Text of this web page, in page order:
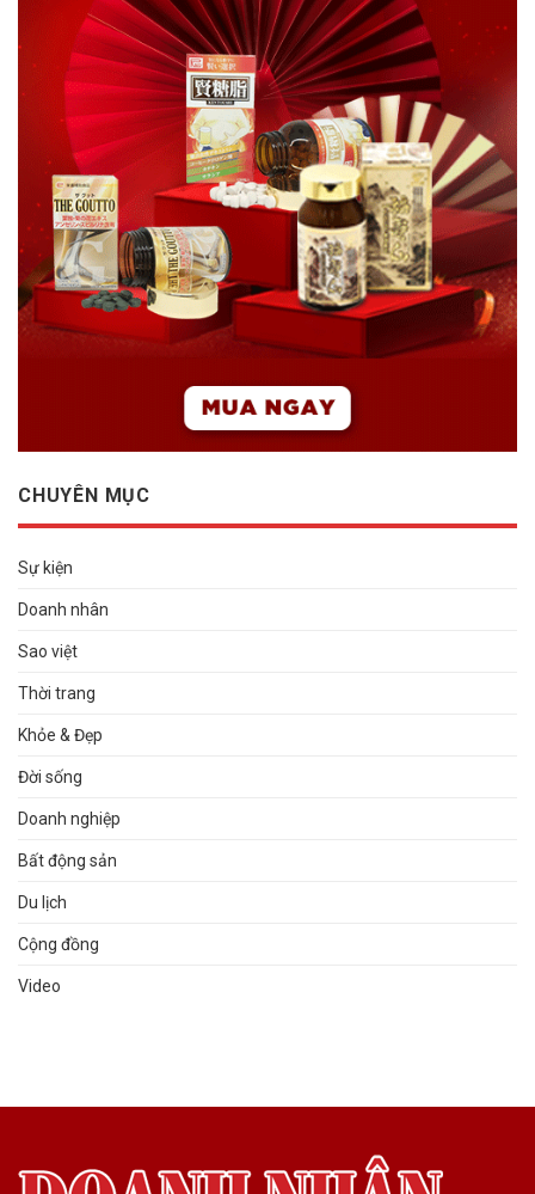
CHUYÊN MỤC
Sự kiện
Doanh nhân
Sao việt
Thời trang
Khỏe & Đẹp
Đời sống
Doanh nghiệp
Bất động sản
Du lịch
Cộng đồng
Video